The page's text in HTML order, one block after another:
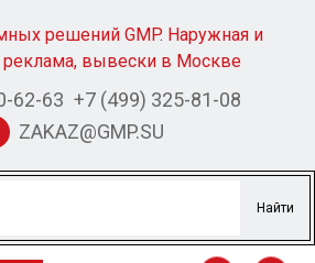
62-63 +7 (499) 325-81-08
ZAKAZ@GMP.SU